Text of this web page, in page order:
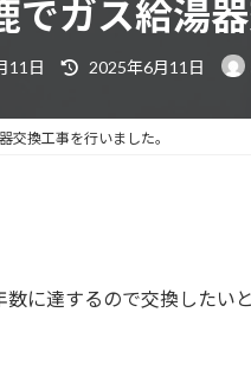
でガス給湯
11日
最
終
日
時
2025年6月11日
交換工事を行いました。
に達するので交換したい